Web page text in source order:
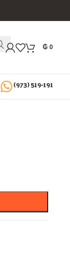
₲0
(973) 519-191